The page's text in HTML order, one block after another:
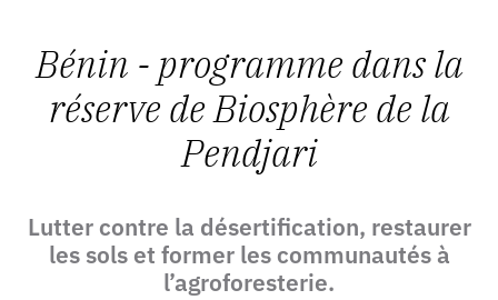
Bénin - programme dans la
réserve de Biosphère de la
Pendjari
Lutter contre la désertification, restaurer
les sols et former les communautés à
l’agroforesterie.